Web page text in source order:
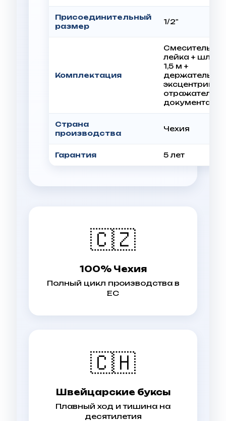
Присоединительный
размер
1/2"
Комплектация
Смеситель +
лейка + шланг
1,5 м +
держатель +
эксцентрики +
отражатели +
Страна
производства
Чехия
Гарантия 5 лет
🇨🇿
100% Чехия
Полный цикл производства в
ЕС
🇨🇭
Швейцарские буксы
Плавный ход и тишина на
десятилетия